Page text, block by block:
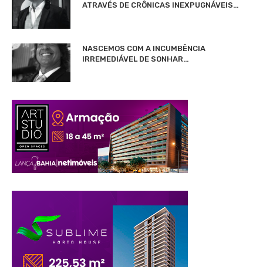
ATRAVÉS DE CRÔNICAS INEXPUGNÁVEIS…
NASCEMOS COM A INCUMBÊNCIA
IRREMEDIÁVEL DE SONHAR…